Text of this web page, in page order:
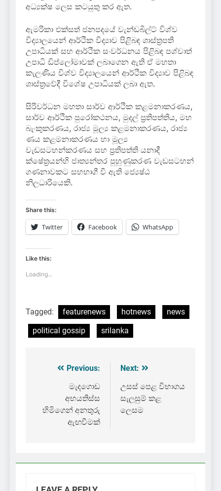
අධ්‍යක්ෂ ලෙස කටයුතු කර ඇත.
ඇමරිකා එක්සත් ජනපදයේ වැන්ඩබිල්ට් විශ්ව
විද්‍යාලයෙන් ආර්ථික විද්‍යාව පිළිබඳ ශාස්ත්‍රපති
උපාධියක් සහ ආර්ථික සංවර්ධනය පිළිබඳ පශ්චාත්
උපාධි ඩිප්ලෝමාවක් ලබාගෙන ඇති ඒ මහතා
කැලණිය විශ්ව විද්‍යාලයෙන් ආර්ථික විද්‍යාව පිළිබඳ
ශාස්ත්‍රවේදී විශේෂ උපාධියක් ලබා ඇත.
සිරිවර්ධන මහතා සාර්ව ආර්ථික කළමනාකරණය,
සාර්ව ආර්ථික පුරෝකථනය, මුදල් ප්‍රතිපත්තිය, මහ
බැංකුකරණය, රාජ්‍ය මූල්‍ය කළමනාකරණය, රාජ්‍ය
ණය කළමනාකරණය හා මූල්‍ය
වැඩසටහන්කරණය සහ ප්‍රතිපත්ති යනාදී
ක්ෂේත්‍රයන්හි ජාත්‍යන්තර පුහුණුකරණ වැඩසටහන්
ගණනාවකට සහභාගී වී ඇති ජ්‍යෙෂ්ඨ
නිලධාරියෙකි.
Share this:
Twitter Facebook WhatsApp
Like this:
Loading...
Tagged: featurenews hotnews
news
political gossip
srilanka
Post
navigation
Previous:
මැදගොඩ
අභයතිස්ස
හිමිගෙන් අනතුරු
ඇඟවීමක්
Next:
උසස් පෙළ විභාගය
සැලසුම් කළ
ලෙසම